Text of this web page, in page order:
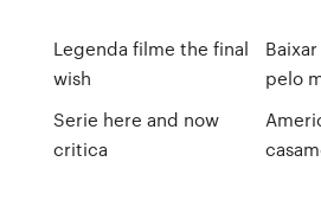
Legenda filme the final
wish
Serie here and now
critica
pelo